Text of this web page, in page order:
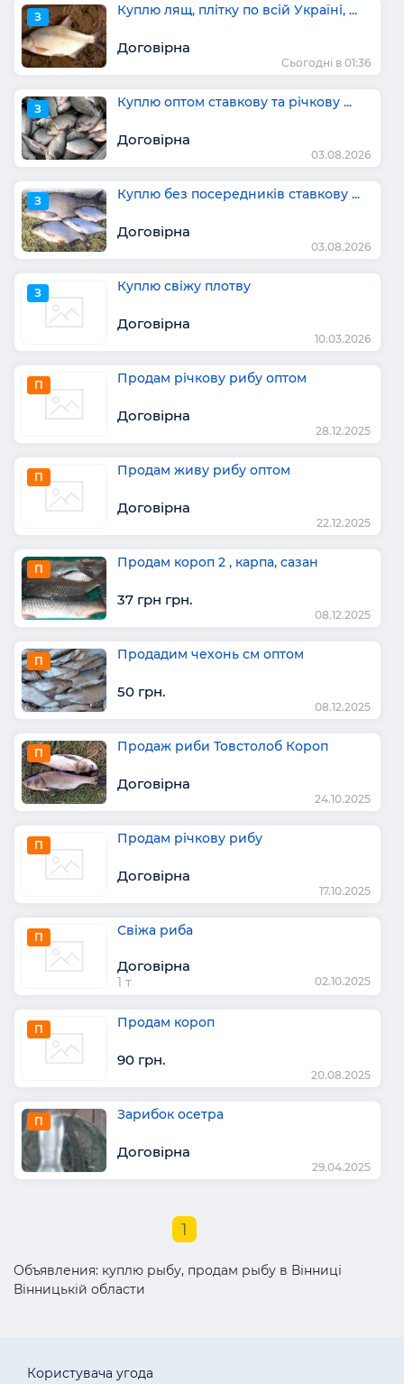
З Куплю лящ, плітку по всій Україні, ...
Договірна
Сьогодні в 01:36
З Куплю оптом ставкову та річкову ...
Договірна
03.08.2026
З Куплю без посередників ставкову ...
Договірна
03.08.2026
З Куплю свіжу плотву
Договірна
10.03.2026
П Продам річкову рибу оптом
Договірна
28.12.2025
П Продам живу рибу оптом
Договірна
22.12.2025
П Продам короп 2 , карпа, сазан
37 грн грн.
08.12.2025
П Продадим чехонь см оптом
50 грн.
08.12.2025
П Продаж риби Товстолоб Короп
Договірна
24.10.2025
П Продам річкову рибу
Договірна
17.10.2025
П Свіжа риба
Договірна
1 т 02.10.2025
П Продам короп
90 грн.
20.08.2025
П Зарибок осетра
Договірна
29.04.2025
1
Объявления: куплю рыбу, продам рыбу в Вінниці
Вінницькій области
Користувача угода